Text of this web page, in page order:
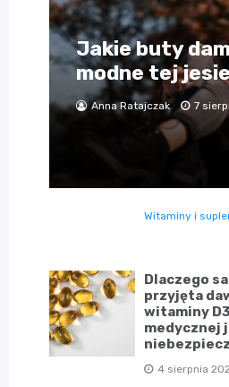
Jakie buty
modne tej
Anna Ratajczak 7
Witaminy i
Dlaczego
przyjęta
witaminy
medycznej
4 sierpnia